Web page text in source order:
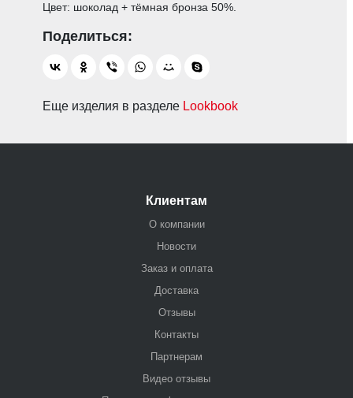
Цвет: шоколад + тёмная бронза 50%.
Еще изделия в разделе Lookbook
Клиентам
О компании
Новости
Заказ и оплата
Доставка
Отзывы
Контакты
Партнерам
Видео отзывы